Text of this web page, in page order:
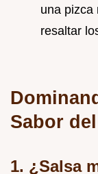
una pizca
resaltar
Sabor
1. ¿Salsa